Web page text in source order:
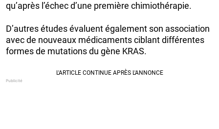
qu’après l’échec d’une première chimiothérapie.
D’autres études évaluent également son association
avec de nouveaux médicaments ciblant différentes
formes de mutations du gène KRAS.